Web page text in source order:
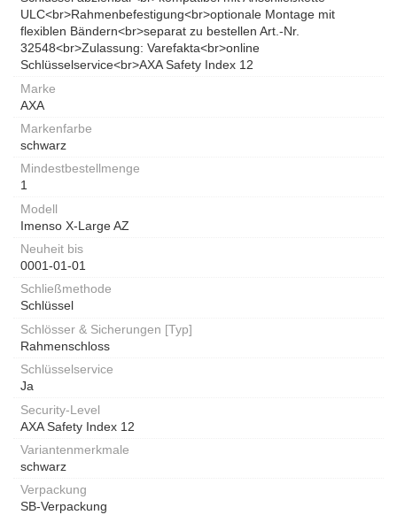
ULC<br>Rahmenbefestigung<br>optionale Montage mit
flexiblen Bändern<br>separat zu bestellen Art.-Nr.
32548<br>Zulassung: Varefakta<br>online
Schlüsselservice<br>AXA Safety Index 12
Marke
AXA
Markenfarbe
schwarz
Mindestbestellmenge
1
Modell
Imenso X-Large AZ
Neuheit bis
0001-01-01
Schließmethode
Schlüssel
Schlösser & Sicherungen [Typ]
Rahmenschloss
Schlüsselservice
Ja
Security-Level
AXA Safety Index 12
Variantenmerkmale
schwarz
Verpackung
SB-Verpackung